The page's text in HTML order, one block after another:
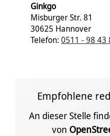
Ginkgo
Misburger Str. 81
30625 Hannover
Telefon: 0511 - 98 43
Empfohlene
An dieser Stelle
von